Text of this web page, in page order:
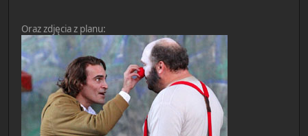
Oraz zdjęcia z planu: